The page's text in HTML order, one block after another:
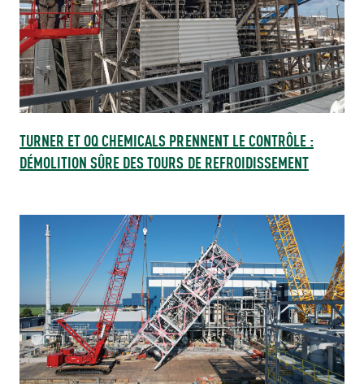
TURNER ET OQ CHEMICALS PRENNENT LE CONTRÔLE :
DÉMOLITION SÛRE DES TOURS DE REFROIDISSEMENT